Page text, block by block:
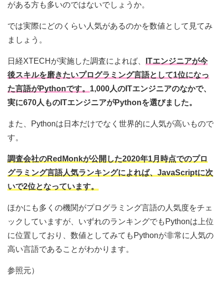
がある方も多いのではないでしょうか。
では実際にどのくらい人気があるのかを数値として見てみ
ましょう。
日経XTECHが実施した調査によれば、
ITエンジニアが今
後スキルを磨きたいプログラミング言語として1位になっ
た言語がPythonです。 1,000人のITエンジニアのなかで、
実に670人ものITエンジニアがPythonを選びました。
また、Pythonは日本だけでなく世界的に人気が高いもので
す。
調査会社のRedMonkが公開した2020年1月時点でのプロ
グラミング言語人気ランキングによれば、JavaScriptに次
いで2位となっています。
ほかにも多くの機関がプログラミング言語の人気度をチェ
ックしていますが、いずれのランキングでもPythonは上位
に位置しており、数値としてみてもPythonが非常に人気の
高い言語であることがわかります。
参照元）